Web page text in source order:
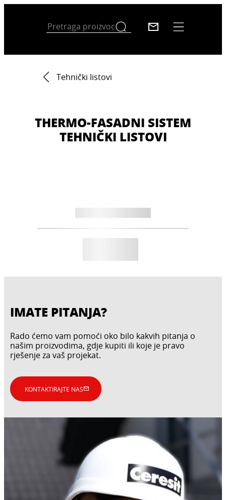
Tehnički listovi
THERMO-FASADNI SISTEM
TEHNIČKI LISTOVI
IMATE PITANJA?
Rado ćemo vam pomoći oko bilo kakvih pitanja o
našim proizvodima, gdje kupiti ili koje je pravo
rješenje za vaš projekat.
KONTAKTIRAJTE NAS